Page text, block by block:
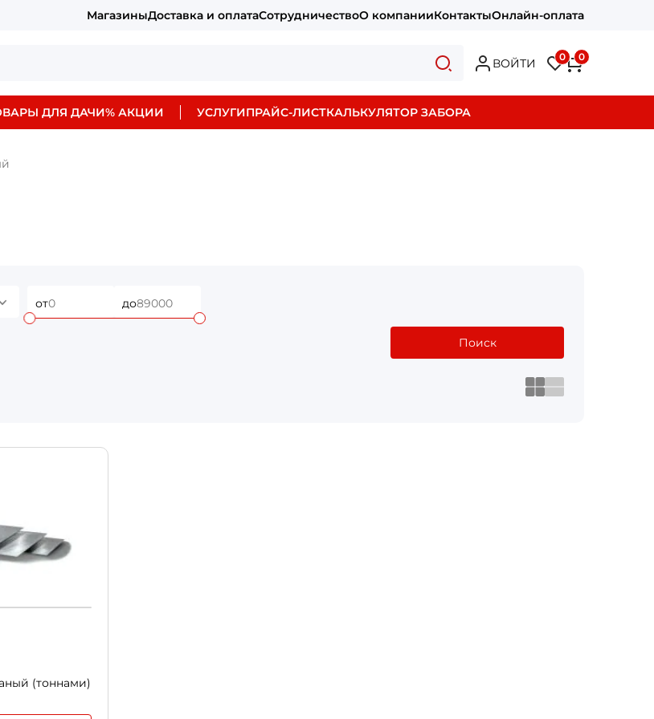
МагазиныДоставка и оплатаСотрудничествоО компанииКонтактыОнлайн-оплата
ВОЙТИ 0 0
ДЛЯ ДАЧИ% АКЦИИ УСЛУГИПРАЙС-ЛИСТКАЛЬКУЛЯТОР ЗАБОРА
от до
Поиск
(тоннами)